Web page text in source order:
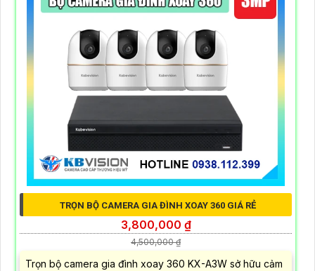
TRỌN BỘ CAMERA GIA ĐÌNH XOAY 360 GIÁ RẺ
3,800,000 ₫
4,500,000 ₫
Trọn bộ camera gia đình xoay 360 KX-A3W sở hữu cảm